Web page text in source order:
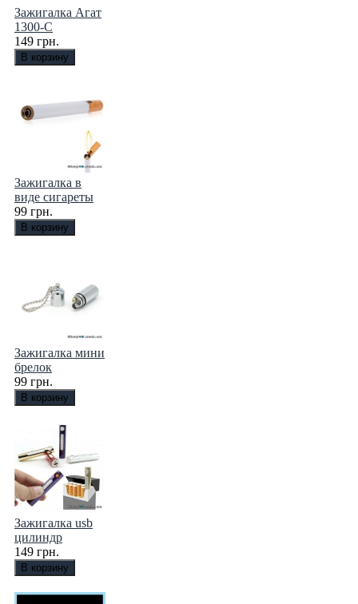
Зажигалка Агат
1300-C
149 грн.
Зажигалка в
виде сигареты
99 грн.
Зажигалка мини
брелок
99 грн.
Зажигалка usb
цилиндр
149 грн.